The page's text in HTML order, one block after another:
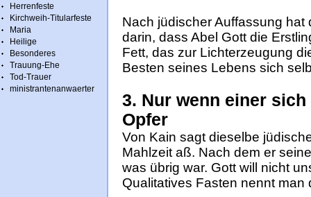
Herrenfeste
Kirchweih-Titularfeste
Maria
Heilige
Besonderes
Trauung-Ehe
Tod-Trauer
ministrantenanwaerter
Nach jüdischer Auffassung
darin, dass Abel Gott die
Fett, das zur Lichterzeugung
Be­sten sei­nes Le­bens ­sich
3. Nur wenn einer
Opfer
Von Kain sagt dieselbe
Mahlzeit aß. Nach dem er
was übrig war. Gott will nicht
Qualitatives Fasten nennt man